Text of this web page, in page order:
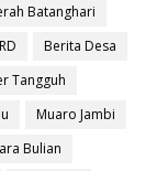
Batanghari
Berita Desa
Tangguh
Muaro Jambi
Bulian